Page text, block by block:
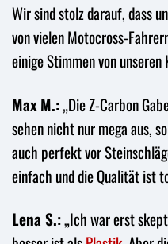
Wir sind stolz darauf, dass
von vielen Motocross-
einige Stimmen von unseren
Max M.:„Die Z-Carbon
sehen nicht nur mega aus,
auch perfekt vor
einfach und die Qualität ist
Lena S.:„Ich war erst